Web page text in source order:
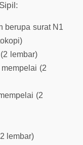
berupa surat N1
lembar)
(2
(2
lembar)